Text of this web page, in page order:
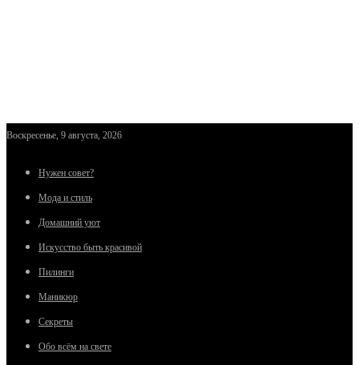
Воскресенье, 9 августа, 2026
Нужен совет?
Мода и стиль
Домашний уют
Искусство быть красивой
Пилинги
Маникюр
Секреты
Обо всём на свете